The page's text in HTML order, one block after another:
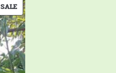
SALEPRODUCT
ON
SALE